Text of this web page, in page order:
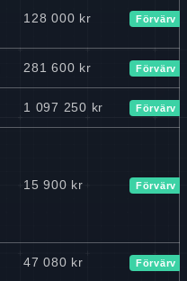
128 000 kr Förvärv
281 600 kr Förvärv
1 097 250 kr Förvärv
15 900 kr Förvärv
47 080 kr Förvärv